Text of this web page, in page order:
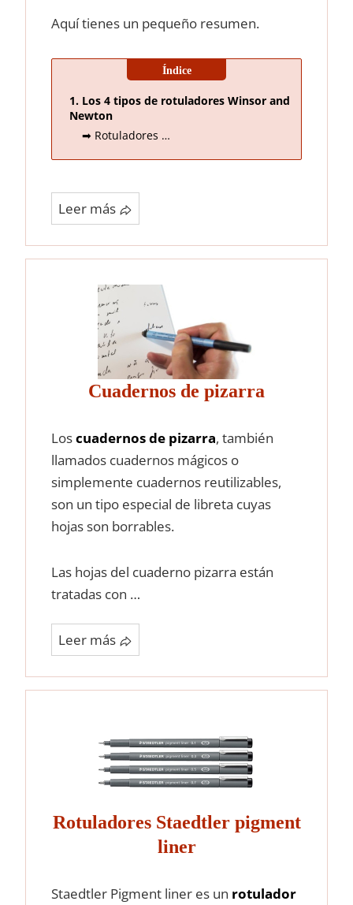
Aquí tienes un pequeño resumen.
Los 4 tipos de rotuladores Winsor and
Newton
Rotuladores …
Leer más
Cuadernos de pizarra
Loscuadernos de pizarra, también
llamados cuadernos mágicos o
simplemente cuadernos reutilizables,
son un tipo especial de libreta cuyas
hojas son borrables.
Las hojas del cuaderno pizarra están
tratadas con …
Leer más
Rotuladores Staedtler pigment
liner
Staedtler Pigment liner es un rotulador